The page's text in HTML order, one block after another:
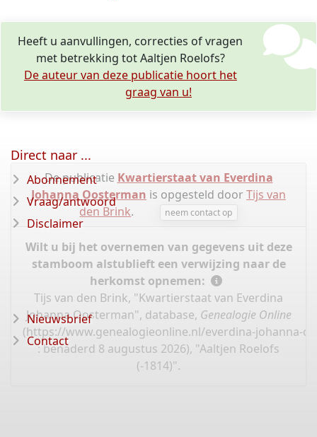
Heeft u aanvullingen, correcties of vragen
met betrekking tot Aaltjen Roelofs?
De auteur van deze publicatie hoort het
graag van u!
De publicatie Kwartierstaat van Everdina
Johanna Oosterman is opgesteld doorTijs van
den Brink. neem contact op
Wilt u bij het overnemen van gegevens uit deze
stamboom alstublieft een verwijzing naar de
herkomst opnemen:
Tijs van den Brink, "Kwartierstaat van Everdina
Johanna Oosterman", database, Genealogie Online
(https://www.genealogieonline.nl/everdina-johanna-
: benaderd 8 augustus 2026), "Aaltjen Roelofs
(-1814)".
Direct naar ...
Abonnement
Vraag/antwoord
Disclaimer
Nieuwsbrief
Contact